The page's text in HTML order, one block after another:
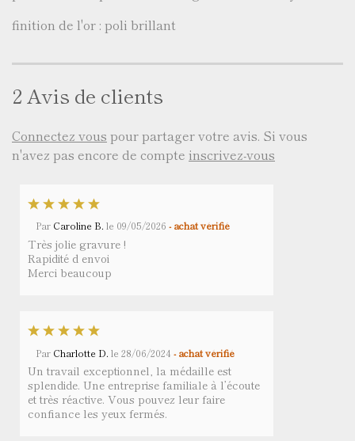
finition de l'or : poli brillant
2 Avis de clients
Connectez vous pour partager votre avis. Si vous
n'avez pas encore de compte inscrivez-vous
Par Caroline B. le 09/05/2026 - achat vérifié
Très jolie gravure !
Rapidité d envoi
Merci beaucoup
Par Charlotte D. le 28/06/2024 - achat vérifié
Un travail exceptionnel, la médaille est
splendide. Une entreprise familiale à l’écoute
et très réactive. Vous pouvez leur faire
confiance les yeux fermés.